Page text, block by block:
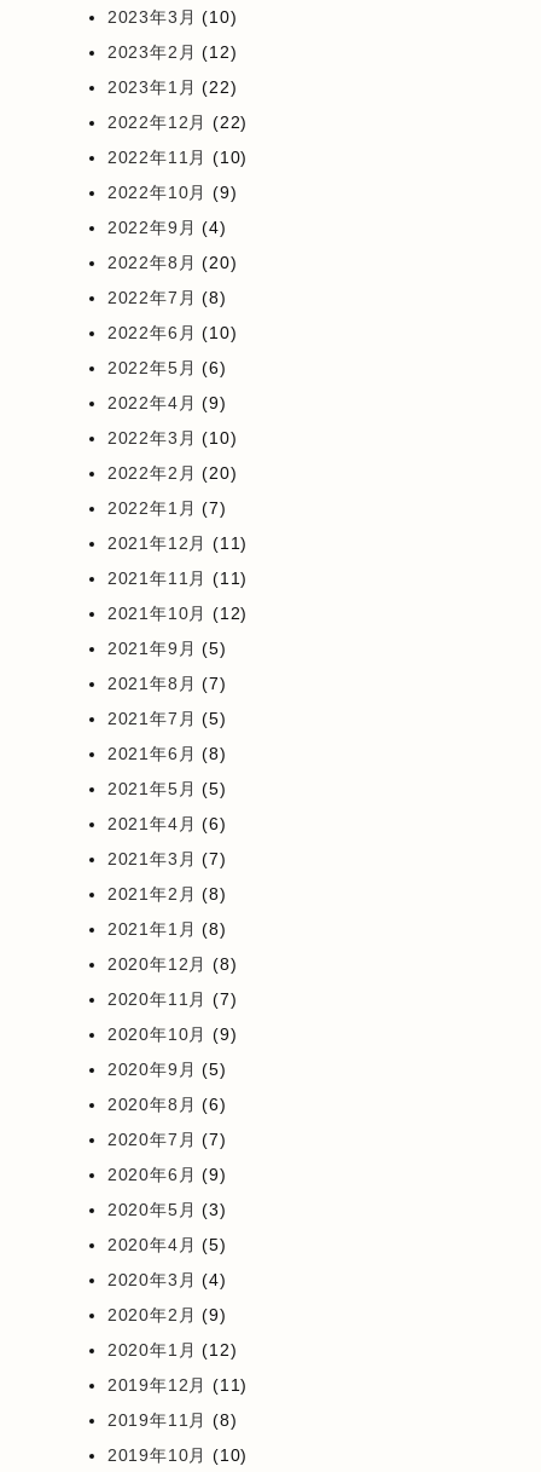
2023年3月 (10)
2023年2月 (12)
2023年1月 (22)
2022年12月 (22)
2022年11月 (10)
2022年10月 (9)
2022年9月 (4)
2022年8月 (20)
2022年7月 (8)
2022年6月 (10)
2022年5月 (6)
2022年4月 (9)
2022年3月 (10)
2022年2月 (20)
2022年1月 (7)
2021年12月 (11)
2021年11月 (11)
2021年10月 (12)
2021年9月 (5)
2021年8月 (7)
2021年7月 (5)
2021年6月 (8)
2021年5月 (5)
2021年4月 (6)
2021年3月 (7)
2021年2月 (8)
2021年1月 (8)
2020年12月 (8)
2020年11月 (7)
2020年10月 (9)
2020年9月 (5)
2020年8月 (6)
2020年7月 (7)
2020年6月 (9)
2020年5月 (3)
2020年4月 (5)
2020年3月 (4)
2020年2月 (9)
2020年1月 (12)
2019年12月 (11)
2019年11月 (8)
2019年10月 (10)